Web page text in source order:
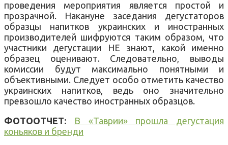
проведения
мероприятия является
простой и
прозрачной. Накануне заседания
дегустаторов
образцы
напитков
украинских и иностранных
производителей шифруются таким образом
что
участники
дегустации НЕ знают
какой именно
образец
оценивают. Следовательно,
выводы
комиссии будут
максимально понятными
и
объективными. Следует особо отметить качество
украинских
напитков, ведь
оно значительно
превзошло качество иностранных образцов.
ФОТООТЧЕТ:
В «Таврии» прошла дегустация
коньяков и бренди